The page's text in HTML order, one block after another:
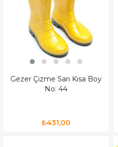
Gezer Çizme Sarı Kısa Boy
No: 44
₺431,00